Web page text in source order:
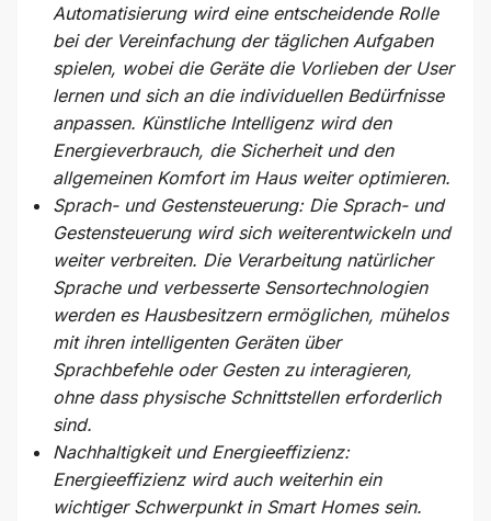
Automatisierung wird eine entscheidende Rolle
bei der Vereinfachung der täglichen Aufgaben
spielen, wobei die Geräte die Vorlieben der User
lernen und sich an die individuellen Bedürfnisse
anpassen. Künstliche Intelligenz wird den
Energieverbrauch, die Sicherheit und den
allgemeinen Komfort im Haus weiter optimieren.
Sprach- und Gestensteuerung: Die Sprach- und
Gestensteuerung wird sich weiterentwickeln und
weiter verbreiten. Die Verarbeitung natürlicher
Sprache und verbesserte Sensortechnologien
werden es Hausbesitzern ermöglichen, mühelos
mit ihren intelligenten Geräten über
Sprachbefehle oder Gesten zu interagieren,
ohne dass physische Schnittstellen erforderlich
sind.
Nachhaltigkeit und Energieeffizienz:
Energieeffizienz wird auch weiterhin ein
wichtiger Schwerpunkt in Smart Homes sein.